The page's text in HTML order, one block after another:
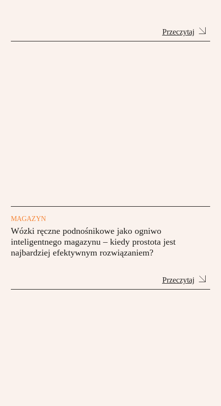
Przeczytaj
MAGAZYN
Wózki ręczne podnośnikowe jako ogniwo
inteligentnego magazynu – kiedy prostota jest
najbardziej efektywnym rozwiązaniem?
Przeczytaj